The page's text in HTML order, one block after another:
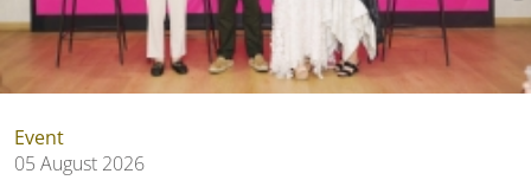
Event
05 August 2026